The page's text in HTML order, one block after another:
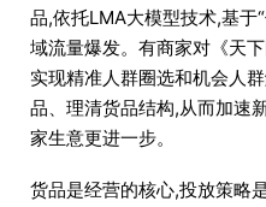
品,依托LMA大模型技术,基于
域流量爆发。有商家对《天
实现精准人群圈选和机会人
品、理清货品结构,从而加速
家生意更进一步。
货品是经营的核心,投放策略